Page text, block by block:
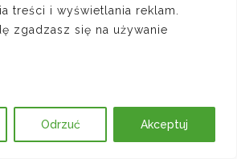
treści i wyświetlania reklam.
zgadzasz się na używanie
Odrzuć Akceptuj
warto przywołać
przepisy Kodeksu
określa granice